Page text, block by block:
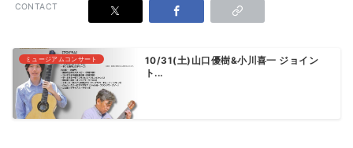
CONTACT
ミュージアムコンサート
10/31(土)山口優樹&小川喜一 ジョイン
ト...